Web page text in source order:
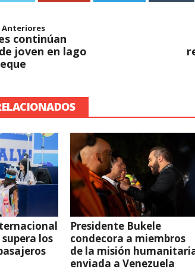
Anteriores
continúan
joven en lago
los
Presidente Bukele
condecora a miembros
de la misión
enviada a Venezuela